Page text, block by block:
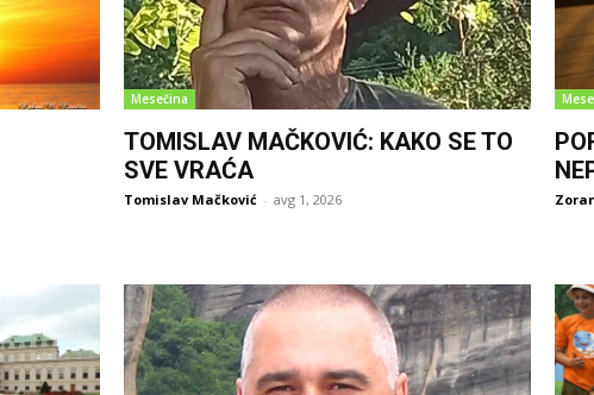
Mesečina
TOMISLAV MAČKOVIĆ: KAKO SE TO
SVE VRAĆA
Tomislav Mačković - avg 1, 2026